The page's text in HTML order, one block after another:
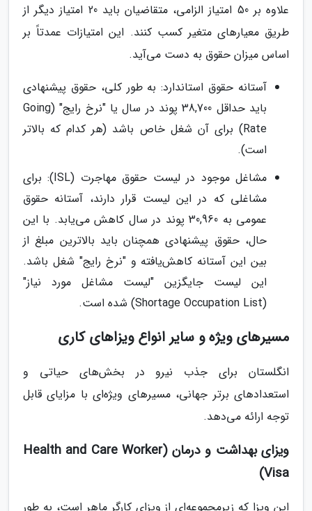
علاوه بر 50 امتیاز الزامی، متقاضیان باید 20 امتیاز دیگر از
طریق معیارهای متغیر کسب کنند. این امتیازات عمدتاً بر
اساس میزان حقوق به دست می‌آید.
آستانه حقوق استاندارد: به طور کلی، حقوق پیشنهادی
باید حداقل 38,700 پوند در سال یا "نرخ رایج" (Going
Rate) برای آن شغل خاص باشد (هر کدام که بالاتر
است).
مشاغل موجود در لیست حقوق مهاجرت (ISL): برای
مشاغلی که در این لیست قرار دارند، آستانه حقوق
عمومی به 30,960 پوند در سال کاهش می‌یابد. با این
حال، حقوق پیشنهادی همچنان باید بالاترین مبلغ از
بین این آستانه کاهش‌یافته و "نرخ رایج" شغل باشد.
این لیست جایگزین "لیست مشاغل مورد نیاز"
(Shortage Occupation List) شده است.
مسیرهای ویژه و سایر انواع ویزاهای کاری
انگلستان برای جذب نیرو در بخش‌های حیاتی و
استعدادهای برتر جهانی، مسیرهای ویژه‌ای با مزایای قابل
توجه ارائه می‌دهد.
ویزای بهداشت و درمان (Health and Care Worker
Visa)
این ویزا که زیرمجموعه‌ای از ویزای کارگر ماهر است، به طور